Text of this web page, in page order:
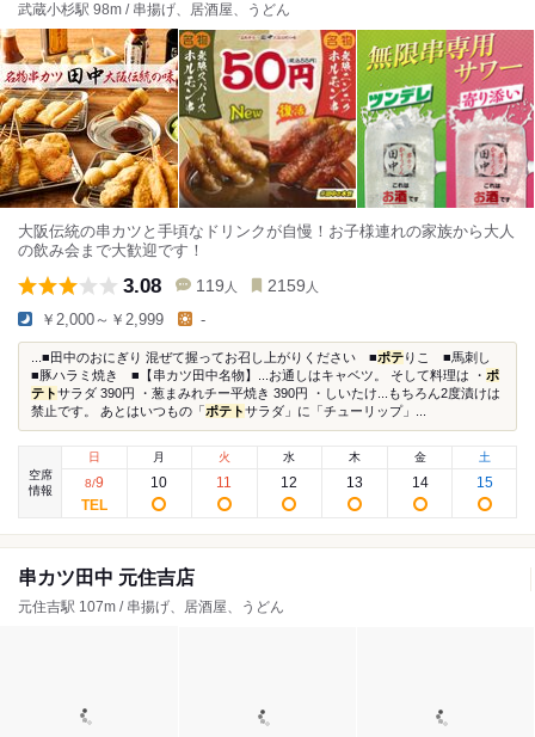
武蔵小杉駅 98m / 串揚げ、居酒屋、うどん
大阪伝統の串カツと手頃なドリンクが自慢！お子様連れの家族から大人
の飲み会まで大歓迎です！
3.08 119 人 2159 人
￥2,000～￥2,999 -
...■田中のおにぎり 混ぜて握ってお召し上がりください ■ポテりこ ■馬刺し
■豚ハラミ焼き ■【串カツ田中名物】...お通しはキャベツ。 そして料理は ・ ポ
テトサラダ 390円 ・葱まみれチー平焼き 390円 ・しいたけ...もちろん2度漬けは
禁止です。 あとはいつもの「 ポテトサラダ」に「チューリップ」...
空席
情報
日
8/9
月
10
火
11
水
12
木
13
金
14
土
15
串カツ田中 元住吉店
元住吉駅 107m / 串揚げ、居酒屋、うどん